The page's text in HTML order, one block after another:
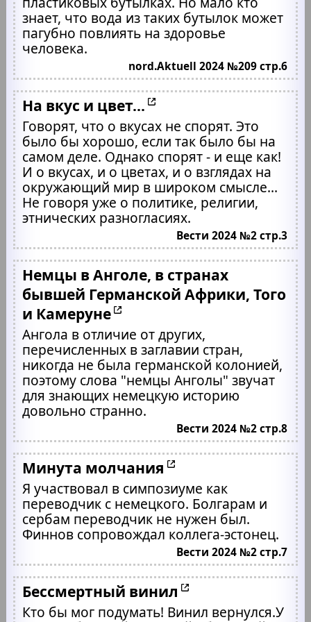
знает, что вода из таких бутылок может
пагубно повлиять на здоровье
человека.
nord.Aktuell 2024 №209 стр.6
На вкус и цвет...
Говорят, что о вкусах не спорят. Это
было бы хорошо, если так было бы на
самом деле. Однако спорят - и еще как!
И о вкусах, и о цветах, и о взглядах на
окружающий мир в широком смысле...
Не говоря уже о политике, религии,
этнических разногласиях.
Вести 2024 №2 стр.3
Немцы в Анголе, в странах
бывшей Германской Африки, Того
и Камеруне
Ангола в отличие от других,
перечисленных в заглавии стран,
никогда не была германской колонией,
поэтому слова "немцы Анголы" звучат
для знающих немецкую историю
довольно странно.
Вести 2024 №2 стр.8
Минута молчания
Я участвовал в симпозиуме как
переводчик с немецкого. Болгарам и
сербам переводчик не нужен был.
Финнов сопровождал коллега-эстонец.
Вести 2024 №2 стр.7
Бессмертный винил
Кто бы мог подумать! Винил вернулся.У